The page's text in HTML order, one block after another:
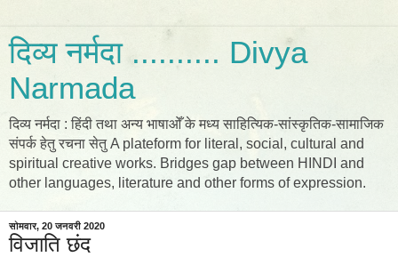
दिव्य नर्मदा .......... Divya
Narmada
दिव्य नर्मदा : हिंदी तथा अन्य भाषाओँ के मध्य साहित्यिक-सांस्कृतिक-सामाजिक
संपर्क हेतु रचना सेतु A plateform for literal, social, cultural and
spiritual creative works. Bridges gap between HINDI and
other languages, literature and other forms of expression.
सोमवार, 20 जनवरी 2020
विजाति छंद